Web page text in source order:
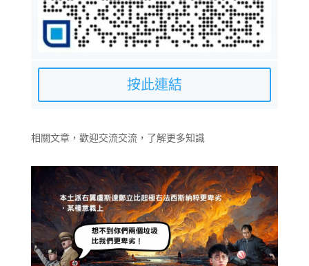
按此連結
相關文章，歡迎交流交流，了解更多知識